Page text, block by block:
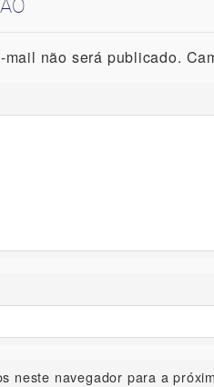
não será publicado.
neste navegador para a